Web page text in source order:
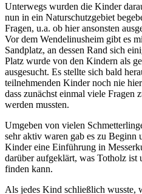
Unterwegs wurden die Kinder
nun in ein Naturschutzgebiet
Fragen, u.a. ob hier ansonsten
Vor dem Wendelinusheim gibt es
Sandplatz, an dessen Rand sich
Platz wurde von den Kindern als
ausgesucht. Es stellte sich bald
teilnehmenden Kinder noch nie
dass zunächst einmal viele Fragen
werden mussten.
Umgeben von vielen
sehr aktiv waren gab es zu Beginn
Kinder eine Einführung in
darüber aufgeklärt, was Totholz ist
finden kann.
Als jedes Kind schließlich wusste,